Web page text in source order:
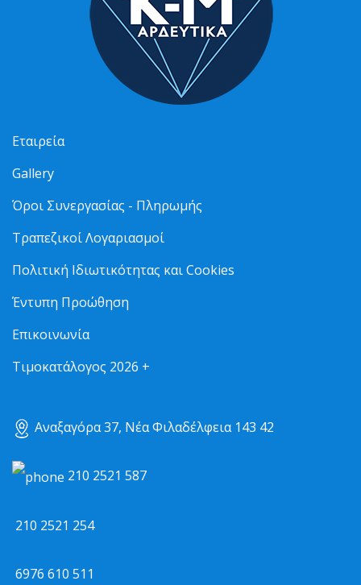
Εταιρεία
Gallery
Όροι Συνεργασίας - Πληρωμής
Τραπεζικοί Λογαριασμοί
Πολιτική Ιδιωτικότητας και Cookies
Έντυπη Προώθηση
Επικοινωνία
Τιμοκατάλογος 2026 +
Αναξαγόρα 37, Νέα Φιλαδέλφεια 143 42
210 2521 587
210 2521 254
6976 610 511